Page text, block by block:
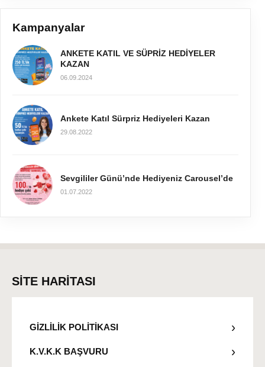
Kampanyalar
ANKETE KATIL VE SÜPRİZ HEDİYELER
KAZAN
06.09.2024
Ankete Katıl Sürpriz Hediyeleri Kazan
29.08.2022
Sevgililer Günü’nde Hediyeniz Carousel’de
01.07.2022
SİTE HARİTASI
GİZLİLİK POLİTİKASI
K.V.K.K BAŞVURU